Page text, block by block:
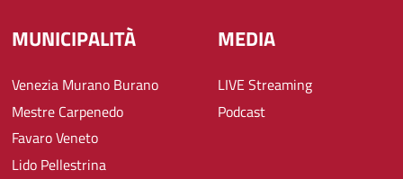
MUNICIPALITÀ
Venezia Murano Burano
Mestre Carpenedo
Favaro Veneto
Lido Pellestrina
MEDIA
LIVE Streaming
Podcast